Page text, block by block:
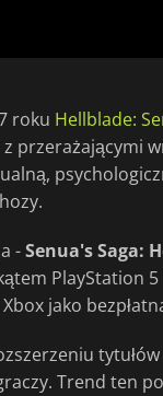
roku Hellblade:
przerażającymi
-Senua's Saga:
PlayStation
jako
tytułów
Trend ten